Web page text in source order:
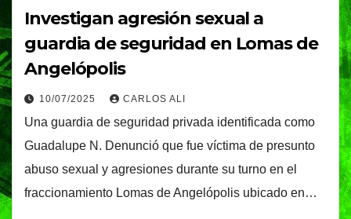
Investigan agresión sexual a
guardia de seguridad en Lomas de
Angelópolis
10/07/2025 CARLOS ALI
Una guardia de seguridad privada identificada como
Guadalupe N. Denunció que fue víctima de presunto
abuso sexual y agresiones durante su turno en el
fraccionamiento Lomas de Angelópolis ubicado en…